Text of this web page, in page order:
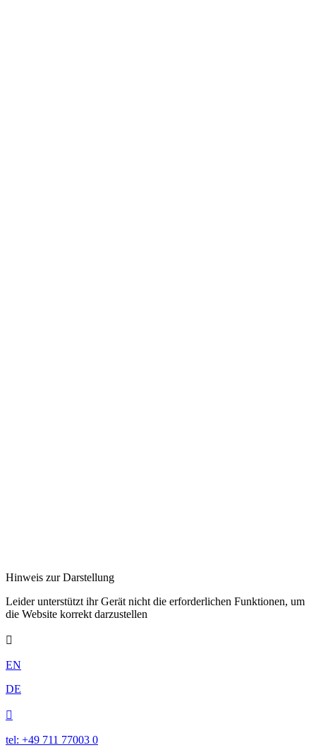
Hinweis zur Darstellung
Leider unterstützt ihr Gerät nicht die erforderlichen Funktionen, um
die Website korrekt darzustellen

EN
DE

tel: +49 711 77003 0